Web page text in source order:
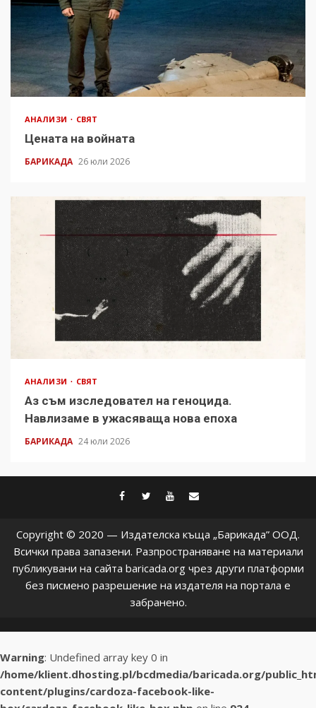
АНАЛИЗИ СВЯТ
Цената на войната
БАРИКАДА 26 юли 2026
АНАЛИЗИ СВЯТ
Аз съм изследовател на геноцида.
Навлизаме в ужасяваща нова епоха
БАРИКАДА 24 юли 2026
facebook
twitter
youtube
Copyright © 2020 — Издателска къща „Барикада” ООД.
Всички права запазени. Разпространяване на материали
публикувани на сайта baricada.org чрез други платформи
без писмено разрешение на издателя на портала е
забранено.
Warning: Undefined array key 0 in
/home/klient.dhosting.pl/bcdmedia/baricada.org/
content/plugins/cardoza-facebook-like-